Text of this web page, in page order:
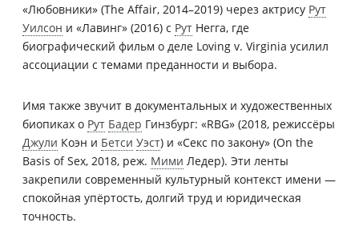
«Любовники» (The Affair, 2014–2019) через актрису Рут
Уилсон и «Лавинг» (2016) с Рут Негга, где
биографический фильм о деле Loving v. Virginia усилил
ассоциации с темами преданности и выбора.
Имя также звучит в документальных и художественных
биопиках о Рут Бадер Гинзбург: «RBG» (2018, режиссёры
Джули Коэн и Бетси Уэст) и «Секс по закону» (On the
Basis of Sex, 2018, реж. Мими Ледер). Эти ленты
закрепили современный культурный контекст имени —
спокойная упёртость, долгий труд и юридическая
точность.